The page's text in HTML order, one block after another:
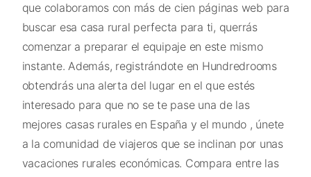
que colaboramos con más de cien páginas web para
buscar esa casa rural perfecta para ti, querrás
comenzar a preparar el equipaje en este mismo
instante. Además, registrándote en Hundredrooms
obtendrás una alerta del lugar en el que estés
interesado para que no se te pase una de las
mejores casas rurales en España y el mundo , únete
a la comunidad de viajeros que se inclinan por unas
vacaciones rurales económicas. Compara entre las